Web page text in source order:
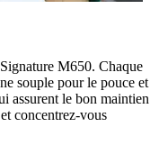
M650. Chaque
souple pour le pouce et
assurent le bon maintien
concentrez-vous